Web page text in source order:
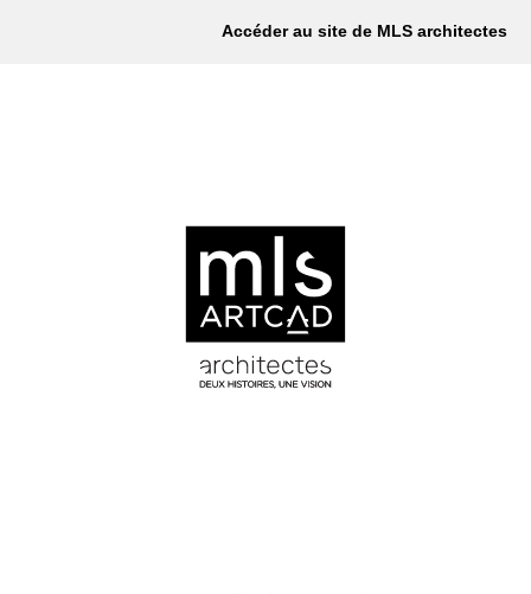
Accéder au site de MLS architectes